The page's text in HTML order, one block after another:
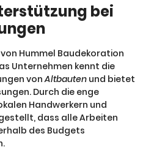
bei
Hummel Baudekoration
Unternehmen kennt die
vonAltbauten und bietet
Durch die enge
Handwerkern und
dass alle Arbeiten
des Budgets